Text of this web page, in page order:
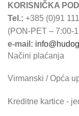
KORISNIČKA
Tel.: +385 (0)91
(PON-PET – 7:00-
e-mail:
Načini plaćanja
Virmanski / Opća
Kreditne kartice -